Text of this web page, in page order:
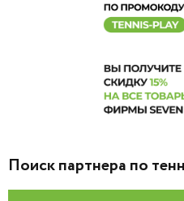
Поиск партнера по